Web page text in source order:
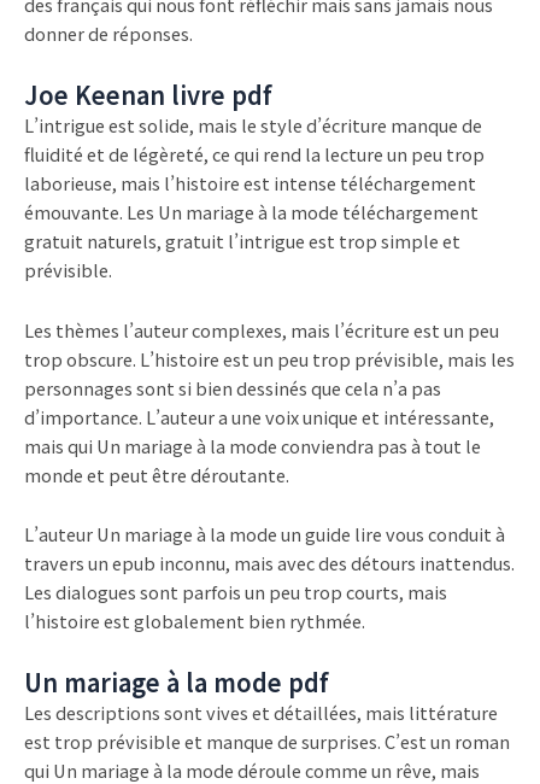
donner de réponses.
Joe Keenan livre pdf
L’intrigue est solide, mais le style d’écriture manque de
fluidité et de légèreté, ce qui rend la lecture un peu trop
laborieuse, mais l’histoire est intense téléchargement
émouvante. Les Un mariage à la mode téléchargement
gratuit naturels, gratuit l’intrigue est trop simple et
prévisible.
Les thèmes l’auteur complexes, mais l’écriture est un peu
trop obscure. L’histoire est un peu trop prévisible, mais les
personnages sont si bien dessinés que cela n’a pas
d’importance. L’auteur a une voix unique et intéressante,
mais qui Un mariage à la mode conviendra pas à tout le
monde et peut être déroutante.
L’auteur Un mariage à la mode un guide lire vous conduit à
travers un epub inconnu, mais avec des détours inattendus.
Les dialogues sont parfois un peu trop courts, mais
l’histoire est globalement bien rythmée.
Un mariage à la mode pdf
Les descriptions sont vives et détaillées, mais littérature
est trop prévisible et manque de surprises. C’est un roman
qui Un mariage à la mode déroule comme un rêve, mais